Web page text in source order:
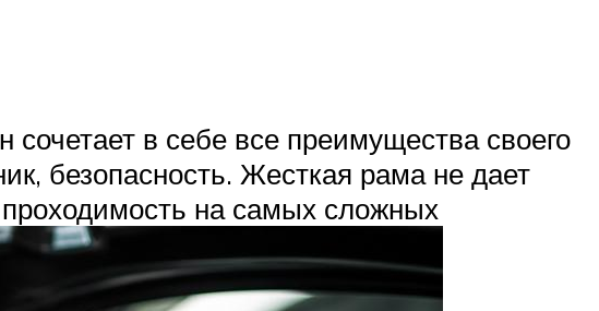
в себе все преимущества своего
безопасность. Жесткая рама не дает
проходимость на самых сложных